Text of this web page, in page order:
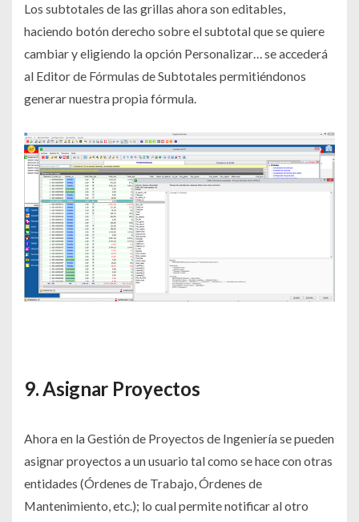
Los subtotales de las grillas ahora son editables,
haciendo botón derecho sobre el subtotal que se quiere
cambiar y eligiendo la opción Personalizar… se accederá
al Editor de Fórmulas de Subtotales permitiéndonos
generar nuestra propia fórmula.
9. Asignar Proyectos
Ahora en la Gestión de Proyectos de Ingeniería se pueden
asignar proyectos a un usuario tal como se hace con otras
entidades (Órdenes de Trabajo, Órdenes de
Mantenimiento, etc.); lo cual permite notificar al otro